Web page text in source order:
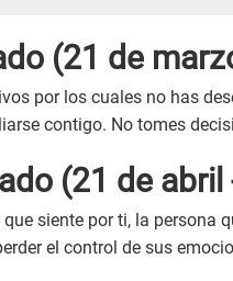
(21 de
por los cuales no has
contigo. No tomes
(21 de abril
siente por ti, la persona
el control de sus